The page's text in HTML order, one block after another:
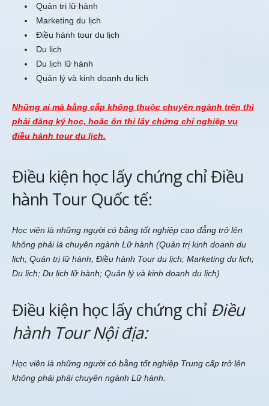
Quản trị lữ hành
Marketing du lịch
Điều hành tour du lịch
Du lịch
Du lịch lữ hành
Quản lý và kinh doanh du lịch
Những ai mà bằng cấp không thuộc chuyên ngành trên thì
phải đăng ký học, hoặc ôn thi lấy chứng chỉ nghiệp vụ
điều hành tour du lịch.
Điều kiện học lấy chứng chỉ Điều
hành Tour Quốc tế:
Học viên là những người có bằng tốt nghiệp cao đẳng trở lên
không phải là chuyên ngành Lữ hành (Quản trị kinh doanh du
lịch; Quản trị lữ hành, Điều hành Tour du lịch; Marketing du lịch;
Du lịch; Du lịch lữ hành; Quản lý và kinh doanh du lịch)
Điều kiện học lấy chứng chỉ Điều
hành Tour Nội địa:
Học viên là những người có bằng tốt nghiệp Trung cấp trở lên
không phải phải chuyên ngành Lữ hành.